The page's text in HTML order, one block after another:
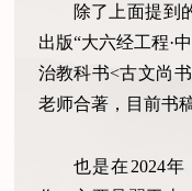
除了上面提到
出版“大六经工程·
治教科书<古文尚
老师合著，目前书
也是在2024